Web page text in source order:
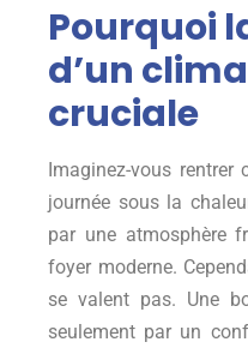
Pourquoi
d’un
cruciale
Imaginez-vous rentrer
journée sous la
par une atmosphère
foyer moderne.
se valent pas. Une
seulement par un